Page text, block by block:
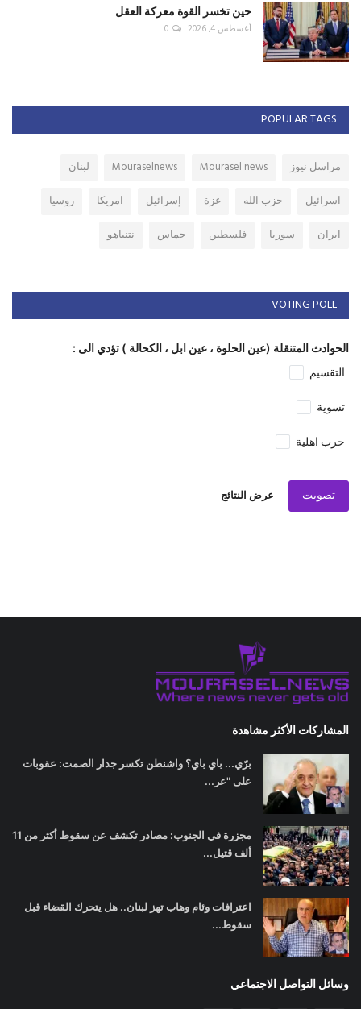
حين تخسر القوة معركة العقل
أغسطس 4, 2026 0
POPULAR TAGS
مراسل نيوز Mourasel news
Mouraselnews
لبنان
اسرائيل
حزب الله غزة إسرائيل امريكا
روسيا
ايران
سوريا فلسطين حماس نتنياهو
VOTING POLL
الحوادث المتنقلة (عين الحلوة ، عين ابل ، الكحالة ) تؤدي الى :
التقسيم
تسوية
حرب اهلية
تصويت عرض النتائج
المشاركات الأكثر مشاهدة
برّي... باي باي؟ واشنطن تكسر جدار الصمت: عقوبات
على "عر...
مجزرة في الجنوب: مصادر تكشف عن سقوط أكثر من 11
ألف قتيل...
اعترافات وئام وهاب تهز لبنان.. هل يتحرك القضاء قبل
سقوط...
وسائل التواصل الاجتماعي